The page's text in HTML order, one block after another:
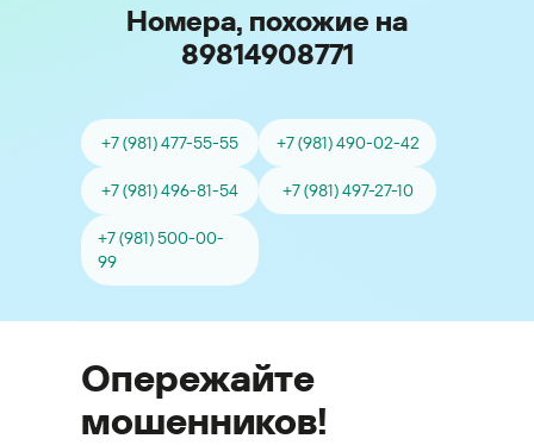
Номера, похожие на
89814908771
+7 (981) 477-55-55 +7 (981) 490-02-42
+7 (981) 496-81-54 +7 (981) 497-27-10
+7 (981) 500-00-
99
Опережайте
мошенников!